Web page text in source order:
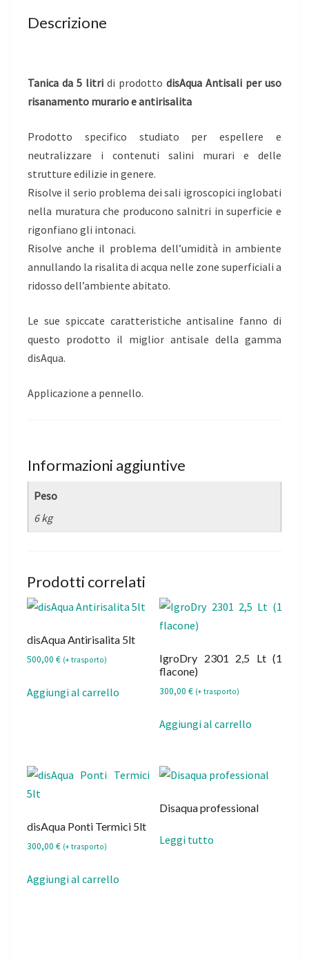
Descrizione
Tanica da 5 litri di prodotto disAqua Antisali per uso
risanamento murario e antirisalita
Prodotto specifico studiato per espellere e
neutralizzare i contenuti salini murari e delle
strutture edilizie in genere.
Risolve il serio problema dei sali igroscopici inglobati
nella muratura che producono salnitri in superficie e
rigonfiano gli intonaci.
Risolve anche il problema dell’umidità in ambiente
annullando la risalita di acqua nelle zone superficiali a
ridosso dell’ambiente abitato.
Le sue spiccate caratteristiche antisaline fanno di
questo prodotto il miglior antisale della gamma
disAqua.
Applicazione a pennello.
Informazioni aggiuntive
Peso
6 kg
Prodotti correlati
disAqua Antirisalita 5lt
500,00 € (+ trasporto)
Aggiungi al carrello
IgroDry 2301 2,5 Lt (1
flacone)
300,00€ (+ trasporto)
Aggiungi al carrello
disAqua Ponti Termici 5lt
300,00 € (+ trasporto)
Aggiungi al carrello
Disaqua professional
Leggi tutto